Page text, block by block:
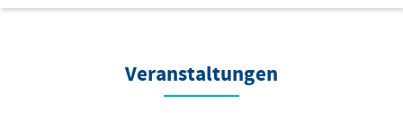
Veranstaltungen